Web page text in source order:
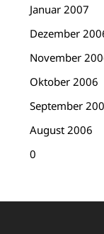
Januar 2007
Dezember
November
Oktober 2006
September
August 2006
0